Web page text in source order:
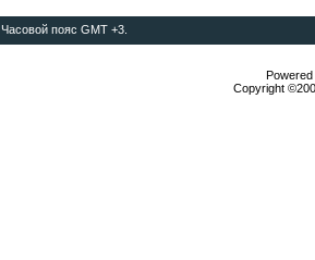
. Часовой пояс GMT +3.
Copyright